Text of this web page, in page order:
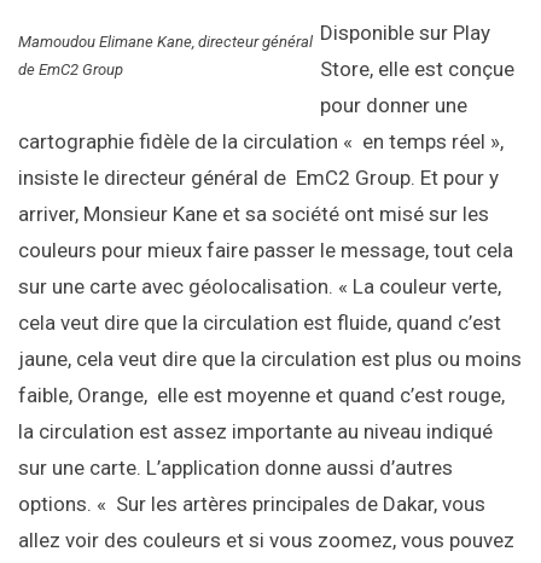
Mamoudou Elimane Kane, directeur général
de EmC2 Group
Disponible sur Play
Store, elle est conçue
pour donner une
cartographie fidèle de la circulation « en temps réel »,
insiste le directeur général de EmC2 Group. Et pour y
arriver, Monsieur Kane et sa société ont misé sur les
couleurs pour mieux faire passer le message, tout cela
sur une carte avec géolocalisation. « La couleur verte,
cela veut dire que la circulation est fluide, quand c’est
jaune, cela veut dire que la circulation est plus ou moins
faible, Orange, elle est moyenne et quand c’est rouge,
la circulation est assez importante au niveau indiqué
sur une carte. L’application donne aussi d’autres
options. « Sur les artères principales de Dakar, vous
allez voir des couleurs et si vous zoomez, vous pouvez